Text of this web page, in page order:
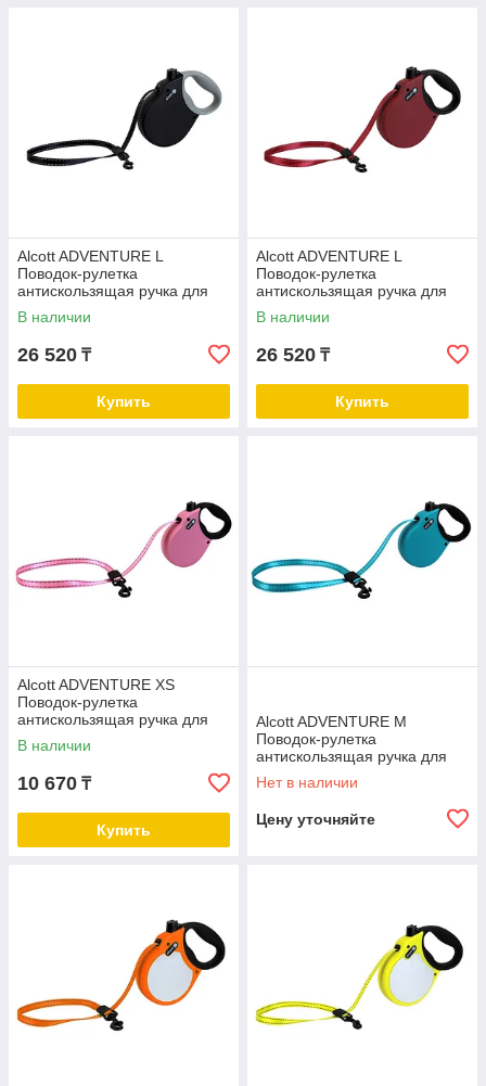
Alcott ADVENTURE L
Поводок-рулетка
антискользящая ручка для
собак до 50 кг чёрный
В наличии
26 520 ₸
Купить
Alcott ADVENTURE L
Поводок-рулетка
антискользящая ручка для
собак до 50 кг бордо
В наличии
26 520 ₸
Купить
Alcott ADVENTURE XS
Поводок-рулетка
антискользящая ручка для
собак до 11 кг розовый
В наличии
10 670 ₸
Купить
Alcott ADVENTURE М
Поводок-рулетка
антискользящая ручка для
собак до 30 кг
Нет в наличии
Цену уточняйте